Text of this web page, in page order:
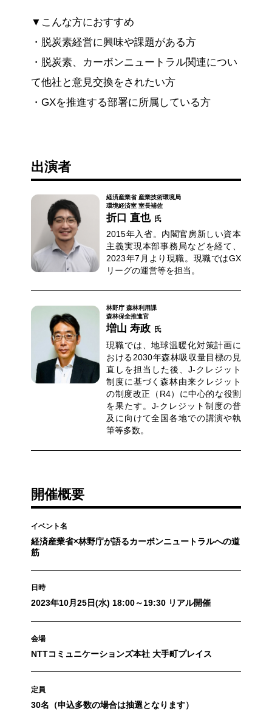
▼こんな方におすすめ
・脱炭素経営に興味や課題がある方
・脱炭素、カーボンニュートラル関連につい
て他社と意見交換をされたい方
・GXを推進する部署に所属している方
出演者
経済産業省 産業技術環境局
環境経済室 室長補佐
折口 直也 氏
2015年入省。内閣官房新しい資本
主義実現本部事務局などを経て、
2023年7月より現職。現職ではGX
リーグの運営等を担当。
林野庁 森林利用課
森林保全推進官
増山 寿政 氏
現職では、地球温暖化対策計画に
おける2030年森林吸収量目標の見
直しを担当した後、J-クレジット
制度に基づく森林由来クレジット
の制度改正（R4）に中心的な役割
を果たす。J-クレジット制度の普
及に向けて全国各地での講演や執
筆等多数。
開催概要
イベント名
経済産業省×林野庁が語るカーボンニュートラルへの道
筋
日時
2023年10月25日(水) 18:00～19:30 リアル開催
会場
NTTコミュニケーションズ本社 大手町プレイス
定員
30名（申込多数の場合は抽選となります）